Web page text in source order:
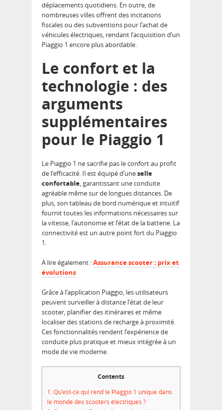
déplacements quotidiens. En outre, de
nombreuses villes offrent des incitations
fiscales ou des subventions pour l’achat de
véhicules électriques, rendant l’acquisition d’un
Piaggio 1 encore plus abordable.
Le confort et la
technologie : des
arguments
supplémentaires
pour le Piaggio 1
Le Piaggio 1 ne sacrifie pas le confort au profit
de l’efficacité. Il est équipé d’uneselle
confortable, garantissant une conduite
agréable même sur de longues distances. De
plus, son tableau de bord numérique et intuitif
fournit toutes les informations nécessaires sur
la vitesse, l’autonomie et l’état de la batterie. La
connectivité est un autre point fort du Piaggio
1.
A lire également :Assurance scooter : prix et
évolutions
Grâce à l’application Piaggio, les utilisateurs
peuvent surveiller à distance l’état de leur
scooter, planifier des itinéraires et même
localiser des stations de recharge à proximité.
Ces fonctionnalités rendent l’expérience de
conduite plus pratique et mieux intégrée à un
mode de vie moderne.
Contents
1.Qu’est-ce qui rend le Piaggio 1 unique dans
le monde des scooters électriques ?